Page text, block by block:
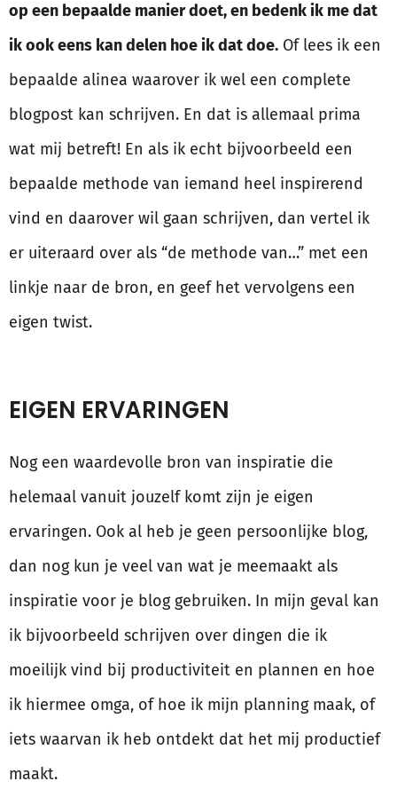
op een bepaalde manier doet, en bedenk ik me dat
ik ook eens kan delen hoe ik dat doe. Of lees ik een
bepaalde alinea waarover ik wel een complete
blogpost kan schrijven. En dat is allemaal prima
wat mij betreft! En als ik echt bijvoorbeeld een
bepaalde methode van iemand heel inspirerend
vind en daarover wil gaan schrijven, dan vertel ik
er uiteraard over als “de methode van…” met een
linkje naar de bron, en geef het vervolgens een
eigen twist.
EIGEN ERVARINGEN
Nog een waardevolle bron van inspiratie die
helemaal vanuit jouzelf komt zijn je eigen
ervaringen. Ook al heb je geen persoonlijke blog,
dan nog kun je veel van wat je meemaakt als
inspiratie voor je blog gebruiken. In mijn geval kan
ik bijvoorbeeld schrijven over dingen die ik
moeilijk vind bij productiviteit en plannen en hoe
ik hiermee omga, of hoe ik mijn planning maak, of
iets waarvan ik heb ontdekt dat het mij productief
maakt.